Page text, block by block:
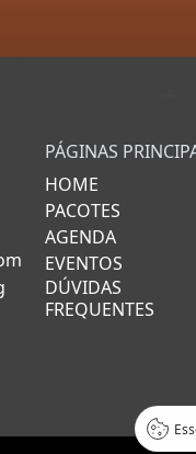
PÁGINAS
HOME
PACOTES
AGENDA
EVENTOS
DÚVIDAS
FREQUENTES